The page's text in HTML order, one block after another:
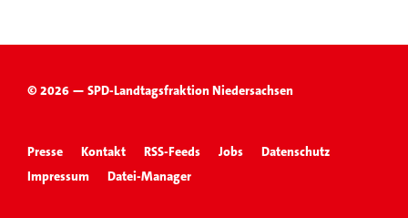
© 2026 — SPD-Landtagsfraktion Niedersachsen
Presse Kontakt RSS-Feeds Jobs
Datenschutz
Impressum
Datei-Manager